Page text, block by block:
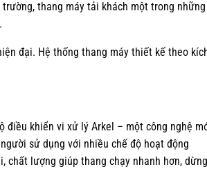
thang máy tải khách một trong
đại. Hệ thống thang máy thiết kế theo
điều khiển vi xử lý Arkel – một công nghệ
sử dụng với nhiều chế độ hoạt động
chất lượng giúp thang chạy nhanh hơn, dừng